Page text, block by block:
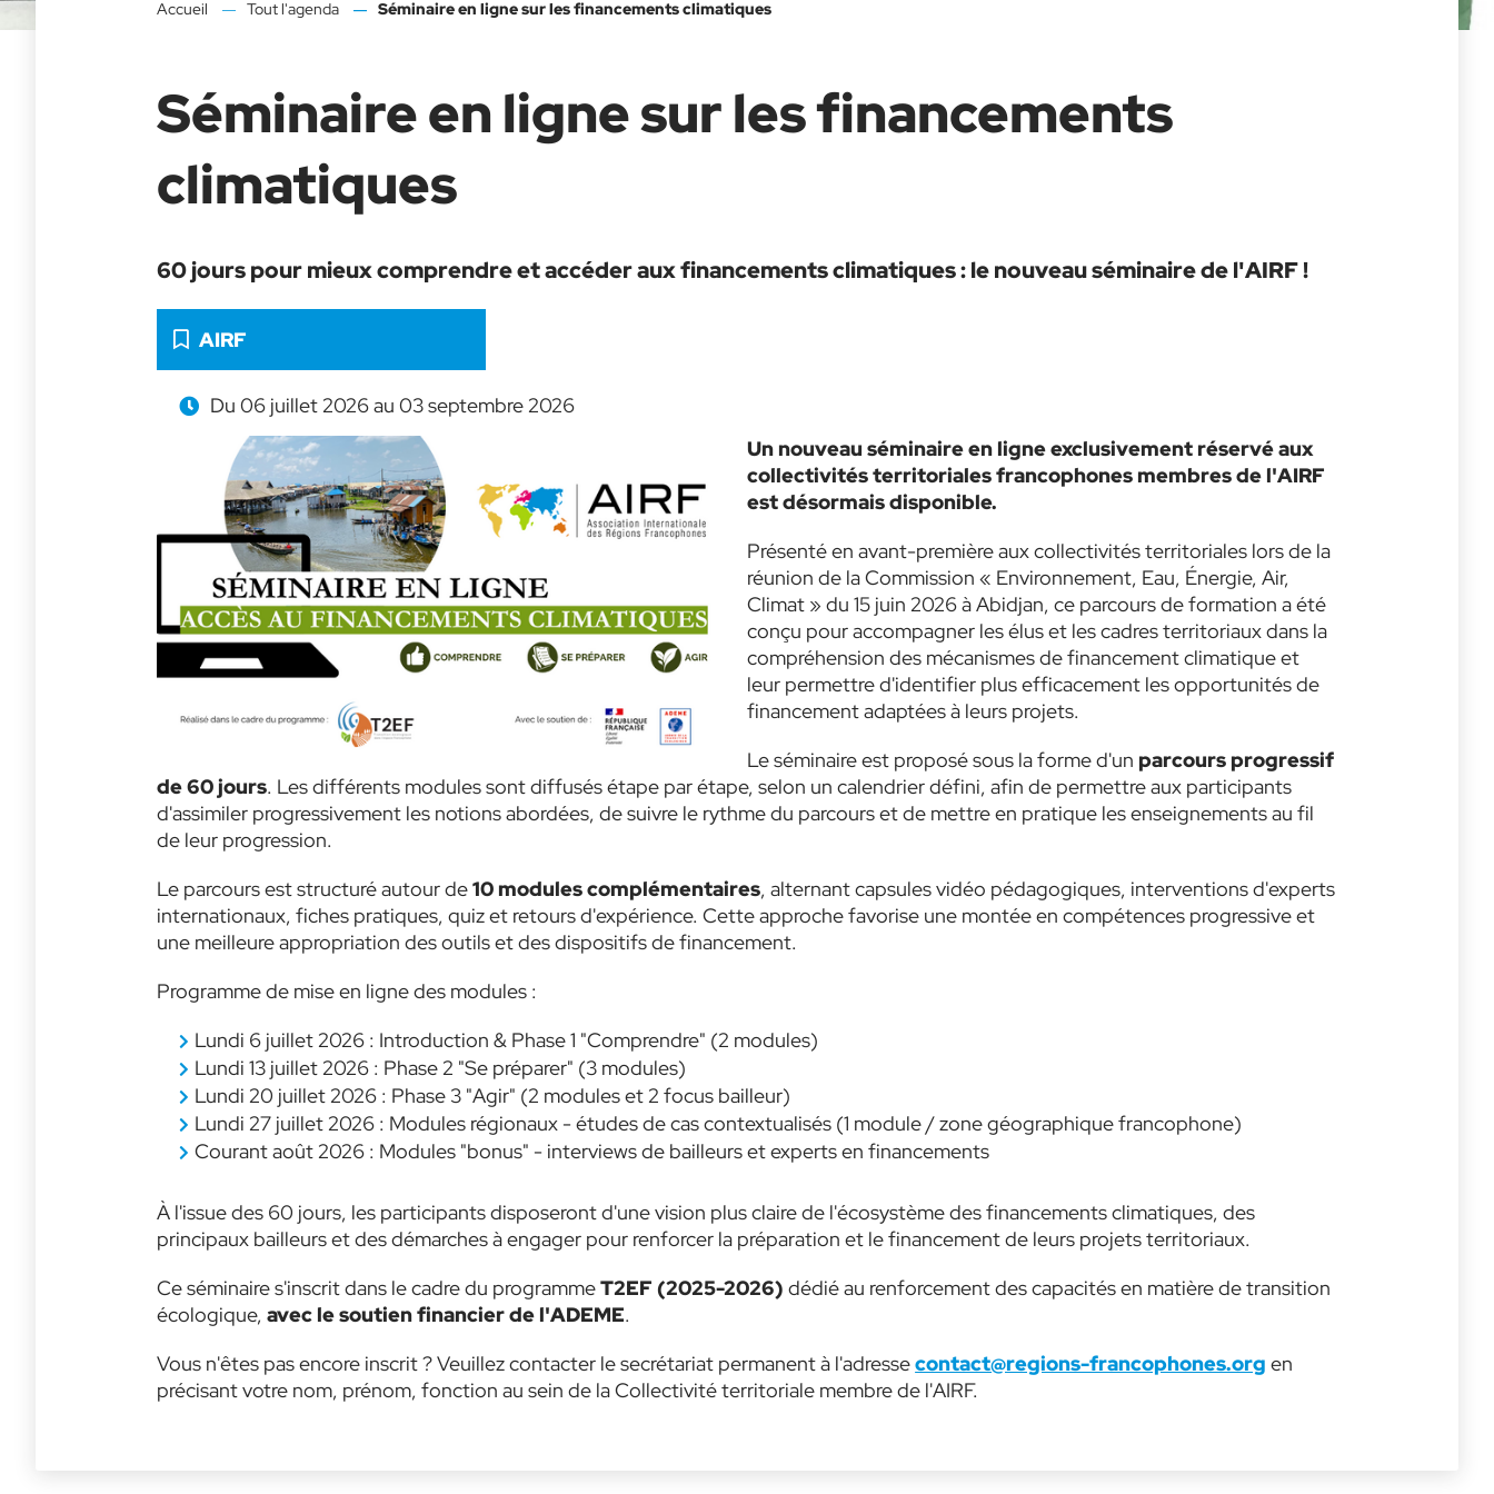
Accueil Tout l'agenda Séminaire en ligne sur les financements climatiques
Séminaire en ligne sur les financements
climatiques
60 jours pour mieux comprendre et accéder aux financements climatiques : le nouveau séminaire de l'AIRF !
Catégorie :
AIRF
Du 06 juillet 2026 au 03 septembre 2026
Un nouveau séminaire en ligne exclusivement réservé aux
collectivités territoriales francophones membres de l'AIRF
est désormais disponible.
Présenté en avant-première aux collectivités territoriales lors de la
réunion de la Commission « Environnement, Eau, Énergie, Air,
Climat » du 15 juin 2026 à Abidjan, ce parcours de formation a été
conçu pour accompagner les élus et les cadres territoriaux dans la
compréhension des mécanismes de financement climatique et
leur permettre d'identifier plus efficacement les opportunités de
financement adaptées à leurs projets.
Le séminaire est proposé sous la forme d'un parcours progressif
de 60 jours. Les différents modules sont diffusés étape par étape, selon un calendrier défini, afin de permettre aux participants
d'assimiler progressivement les notions abordées, de suivre le rythme du parcours et de mettre en pratique les enseignements au fil
de leur progression.
Le parcours est structuré autour de10 modules complémentaires, alternant capsules vidéo pédagogiques, interventions d'experts
internationaux, fiches pratiques, quiz et retours d'expérience. Cette approche favorise une montée en compétences progressive et
une meilleure appropriation des outils et des dispositifs de financement.
Programme de mise en ligne des modules :
Lundi 6 juillet 2026 : Introduction & Phase 1 "Comprendre" (2 modules)
Lundi 13 juillet 2026 : Phase 2 "Se préparer" (3 modules)
Lundi 20 juillet 2026 : Phase 3 "Agir" (2 modules et 2 focus bailleur)
Lundi 27 juillet 2026 : Modules régionaux - études de cas contextualisés (1 module / zone géographique francophone)
Courant août 2026 : Modules "bonus" - interviews de bailleurs et experts en financements
À l'issue des 60 jours, les participants disposeront d'une vision plus claire de l'écosystème des financements climatiques, des
principaux bailleurs et des démarches à engager pour renforcer la préparation et le financement de leurs projets territoriaux.
Ce séminaire s'inscrit dans le cadre du programmeT2EF (2025-2026) dédié au renforcement des capacités en matière de transition
écologique,avec le soutien financier de l'ADEME.
Vous n'êtes pas encore inscrit ? Veuillez contacter le secrétariat permanent à l'adressecontact@regions-francophones.org en
précisant votre nom, prénom, fonction au sein de la Collectivité territoriale membre de l'AIRF.